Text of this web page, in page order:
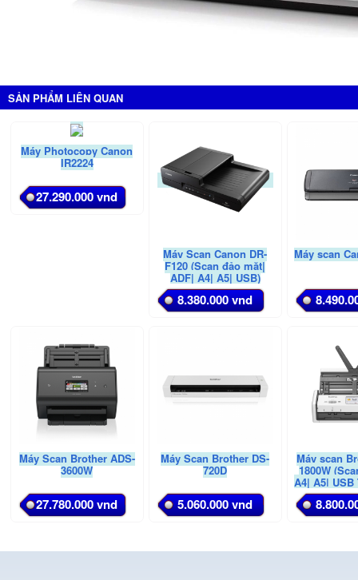
SẢN PHẨM LIÊN QUAN
Máy Photocopy Canon
IR2224
27.290.000 vnd
Máy Scan Canon DR-
F120 (Scan đảo mặt|
ADF| A4| A5| USB)
8.380.000 vnd
Máy scan
Máy Scan Brother ADS-
3600W
27.780.000 vnd
Máy Scan Brother DS-
720D
5.060.000 vnd
Máy scan
1800W
A4| A5| USB
GEN